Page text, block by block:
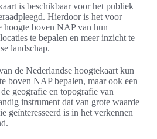
is beschikbaar voor het publiek
Hierdoor is het voor
hoogte boven NAP van hun
te bepalen en meer inzicht te
landschap.
de Nederlandse hoogtekaart kun
boven NAP bepalen, maar ook een
geografie en topografie van
instrument dat van grote waarde
geïnteresseerd is in het verkennen